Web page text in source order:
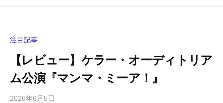
注目記事
【レビュー】ケラー・オーディトリア
ム公演『マンマ・ミーア！』
2026年6月5日